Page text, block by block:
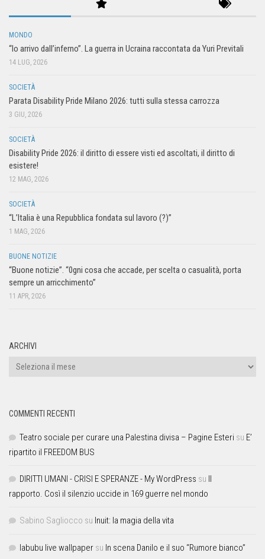
MONDO
“Io arrivo dall’inferno”. La guerra in Ucraina raccontata da Yuri Previtali
14 LUG, 2026
SOCIETÀ
Parata Disability Pride Milano 2026: tutti sulla stessa carrozza
3 GIU, 2026
SOCIETÀ
Disability Pride 2026: il diritto di essere visti ed ascoltati, il diritto di
esistere!
12 MAG, 2026
SOCIETÀ
“L’Italia è una Repubblica fondata sul lavoro (?)”
1 MAG, 2026
BUONE NOTIZIE
“Buone notizie”. “0gni cosa che accade, per scelta o casualità, porta
sempre un arricchimento”
11 APR, 2026
ARCHIVI
COMMENTI RECENTI
Teatro sociale per curare una Palestina divisa – Pagine Esteri su E’
ripartito il FREEDOM BUS
DIRITTI UMANI - CRISI E SPERANZE - My WordPress su
rapporto. Così il silenzio uccide in 169 guerre nel mondo
Sabino Sagliocco su Inuit: la magia della vita
labubu live wallpaper su In scena Danilo e il suo “Rumore bianco”